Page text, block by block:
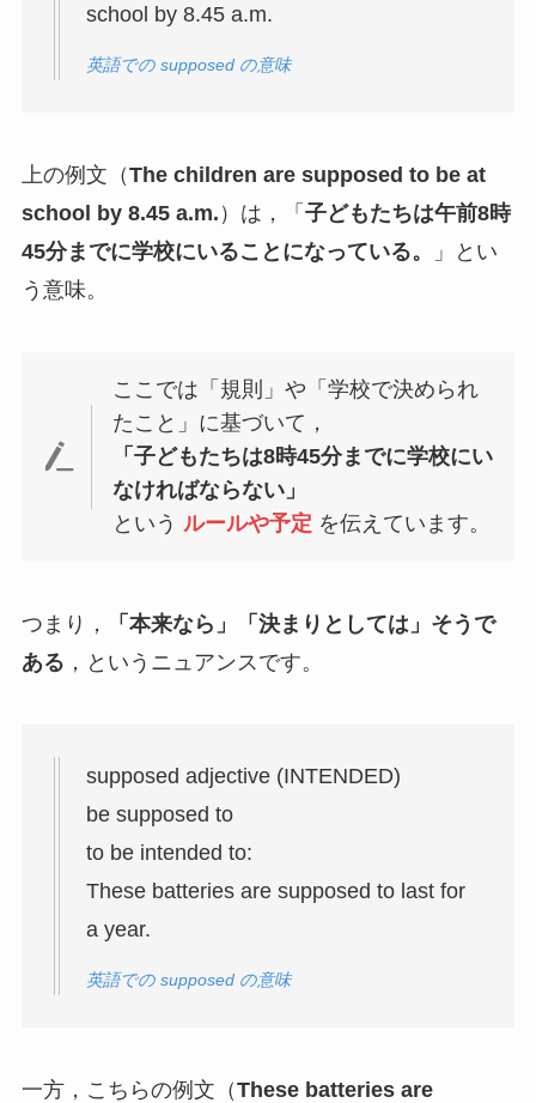
school by 8.45 a.m.
英語での supposed の意味
上の例文（The children are supposed to be at
school by 8.45 a.m. ）は，「 子どもたちは午前8時
45分までに学校にいることになっている。
」とい
う意味。
ここでは「規則」や「学校で決められ
たこと」に基づいて，
「子どもたちは8時45分までに学校にい
なければならない」
という ルールや予定 を伝えています。
つまり，
「本来なら」「決まりとしては」そうで
ある ，というニュアンスです。
supposed adjective (INTENDED)
be supposed to
to be intended to:
These batteries are supposed to last for
a year.
英語での supposed の意味
一方，こちらの例文（These batteries are